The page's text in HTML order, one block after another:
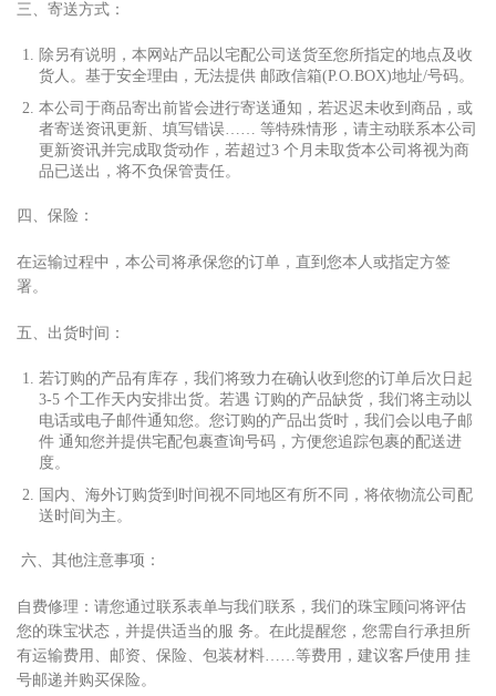
三、寄送⽅式：
除另有说明，本网站产品以宅配公司送货⾄您所指定的地点及收
货⼈ 。基于安全理由，无法提供 邮政信箱(P.O.BOX)地址/号码。
本公司于商品寄出前皆会进⾏寄送通知，若迟迟未收到商品，或
者寄送资讯更新、填写错误…… 等特殊情形，请主动联系本公司
更新资讯并完成取货动作，若超过3 个 ⽉ 未取货本公司将视为商
品已送出，将不负保管责任。
四、保险：
在运输过程中，本公司将承保您的订单，直到您本 ⼈或指定⽅签
署。
五、出货时间：
若订购的产品有库存，我们将致⼒在确认收到您的订单后次 ⽇ 起
3-5 个⼯作天内安排出货。若遇 订购的产品缺货，我们将主动以
电话或电⼦邮件通知您。您订购的产品出货时，我们会以电⼦邮
件 通知您并提供宅配包裹查询号码， ⽅便您追踪包裹的配送进
度。
国内、海外订购货到时间视不同地区有所不同，将依物流公司配
送时间为主。
六、其他注意事项：
⾃ 费修理：请您通过联系表单与我们联系，我们的珠宝顾问将评估
您的珠宝状态，并提供适当的服 务。在此提醒您，您需⾃⾏承担所
有运输费⽤ 、邮资、保险、包装材料……等费⽤ ，建议客 ⼾使⽤ 挂
号邮递并购买保险。